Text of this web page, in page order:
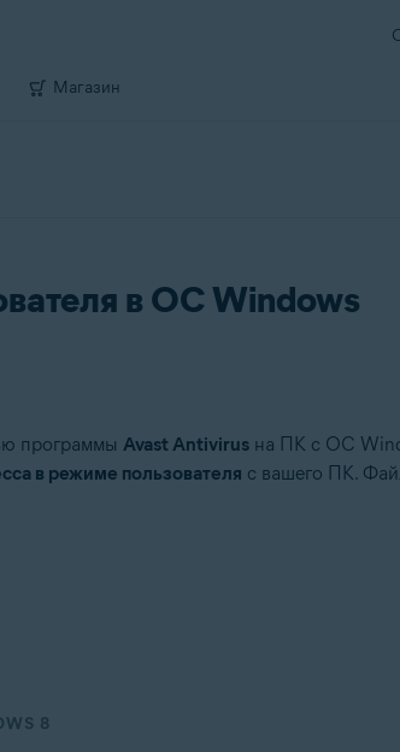
Магазин
в ОС Windows
программы Avast Antivirusна ПК с ОС
в режиме пользователя с вашего ПК.
8